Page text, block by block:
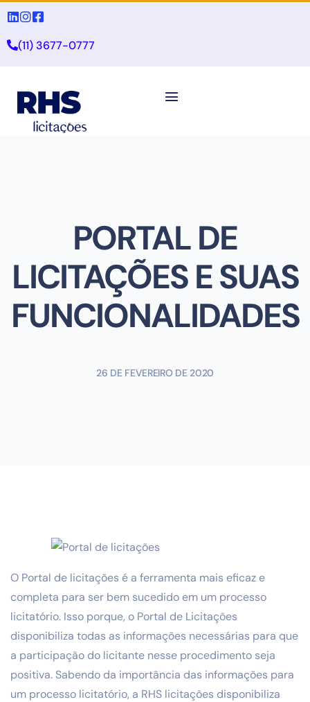
(11) 3677-0777
PORTAL DE
LICITAÇÕES E SUAS
FUNCIONALIDADES
26 DE FEVEREIRO DE 2020
O Portal de licitações é a ferramenta mais eficaz e
completa para ser bem sucedido em um processo
licitatório. Isso porque, o Portal de Licitações
disponibiliza todas as informações necessárias para que
a participação do licitante nesse procedimento seja
positiva. Sabendo da importância das informações para
um processo licitatório, a RHS licitações disponibiliza